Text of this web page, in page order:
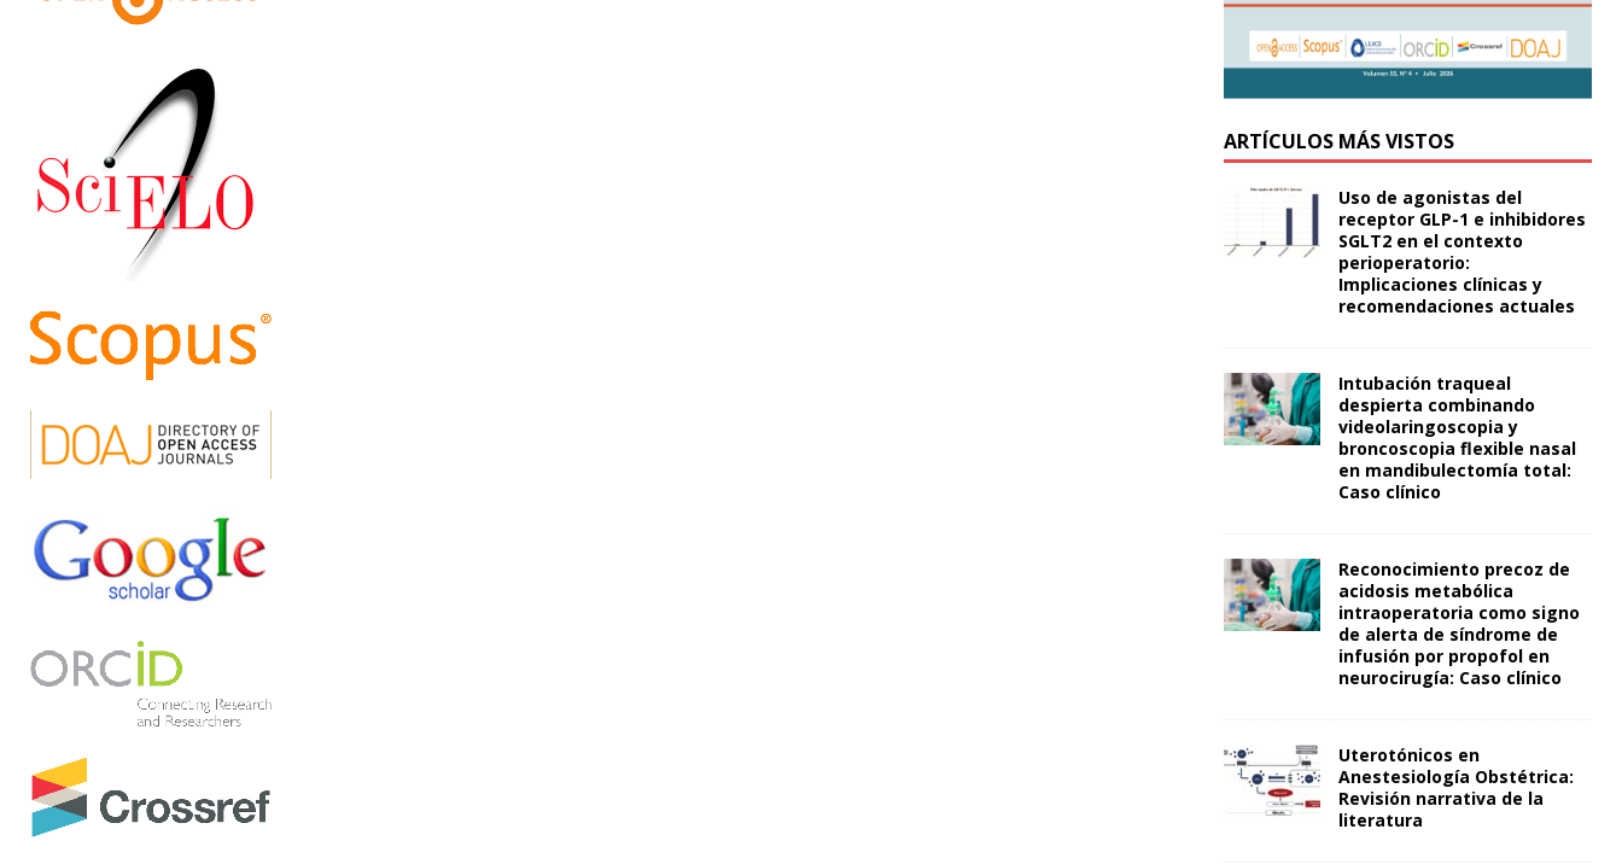
ARTÍCULOS MÁS VISTOS
Uso de agonistas del
receptor GLP-1 e inhibidores
SGLT2 en el contexto
perioperatorio:
Implicaciones clínicas y
recomendaciones actuales
Intubación traqueal
despierta combinando
videolaringoscopia y
broncoscopia flexible nasal
en mandibulectomía total:
Caso clínico
Reconocimiento precoz de
acidosis metabólica
intraoperatoria como signo
de alerta de síndrome de
infusión por propofol en
neurocirugía: Caso clínico
Uterotónicos en
Anestesiología Obstétrica:
Revisión narrativa de la
literatura